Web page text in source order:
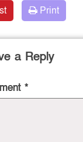
Print
a Reply
*